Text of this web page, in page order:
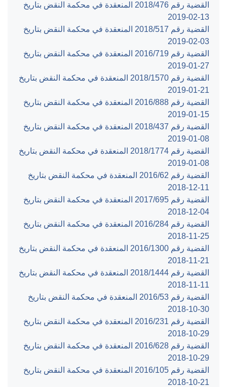
القضية رقم ‎476‏/‎2018‏ المنعقدة في محكمة النقض بتاريخ
‎2019-02-13‏
القضية رقم ‎517‏/‎2018‏ المنعقدة في محكمة النقض بتاريخ
‎2019-02-03‏
القضية رقم ‎719‏/‎2016‏ المنعقدة في محكمة النقض بتاريخ
‎2019-01-27‏
القضية رقم ‎1570‏/‎2018‏ المنعقدة في محكمة النقض بتاريخ
‎2019-01-21‏
القضية رقم ‎888‏/‎2016‏ المنعقدة في محكمة النقض بتاريخ
‎2019-01-15‏
القضية رقم ‎437‏/‎2018‏ المنعقدة في محكمة النقض بتاريخ
‎2019-01-08‏
القضية رقم ‎1774‏/‎2018‏ المنعقدة في محكمة النقض بتاريخ
‎2019-01-08‏
القضية رقم ‎62‏/‎2016‏ المنعقدة في محكمة النقض بتاريخ
‎2018-12-11‏
القضية رقم ‎695‏/‎2017‏ المنعقدة في محكمة النقض بتاريخ
‎2018-12-04‏
القضية رقم ‎284‏/‎2016‏ المنعقدة في محكمة النقض بتاريخ
‎2018-11-25‏
القضية رقم ‎1300‏/‎2016‏ المنعقدة في محكمة النقض بتاريخ
‎2018-11-21‏
القضية رقم ‎1444‏/‎2018‏ المنعقدة في محكمة النقض بتاريخ
‎2018-11-11‏
القضية رقم ‎53‏/‎2016‏ المنعقدة في محكمة النقض بتاريخ
‎2018-10-30‏
القضية رقم ‎231‏/‎2016‏ المنعقدة في محكمة النقض بتاريخ
‎2018-10-29‏
القضية رقم ‎628‏/‎2016‏ المنعقدة في محكمة النقض بتاريخ
‎2018-10-29‏
القضية رقم ‎105‏/‎2016‏ المنعقدة في محكمة النقض بتاريخ
‎2018-10-21‏